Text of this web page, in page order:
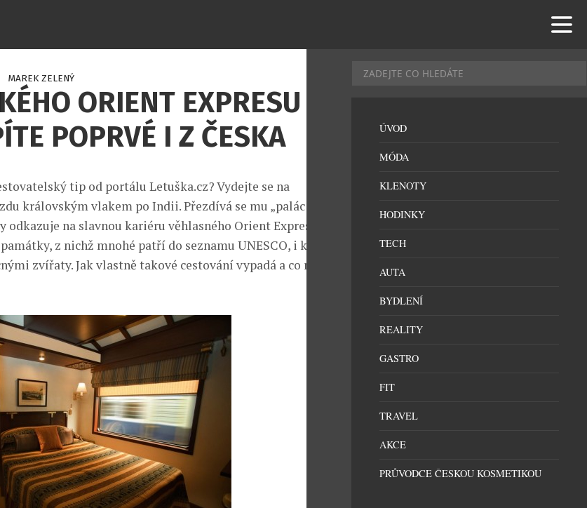
MAREK ZELENÝ
ORIENT EXPRESU
POPRVÉ I Z ČESKA
tip od portálu Letuška.cz? Vydejte se na
královským vlakem po Indii. Přezdívá se mu „palác na
na slavnou kariéru věhlasného Orient Expresu.
z nichž mnohé patří do seznamu UNESCO, i krásné
zvířaty. Jak vlastně takové cestování vypadá a co můžete
ÚVOD
MÓDA
KLENOTY
HODINKY
TECH
AUTA
BYDLENÍ
REALITY
GASTRO
FIT
TRAVEL
AKCE
PRŮVODCE ČESKOU KOSMETIKOU